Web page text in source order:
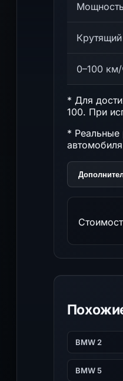
Мощность
0–100 км/
* Для
100. При
* Реальные
BMW 2
BMW 5